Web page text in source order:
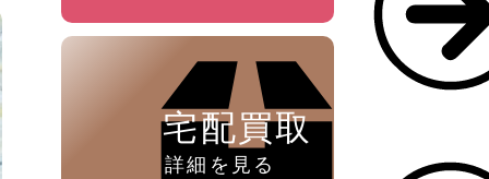
宅配買取
詳細を見る